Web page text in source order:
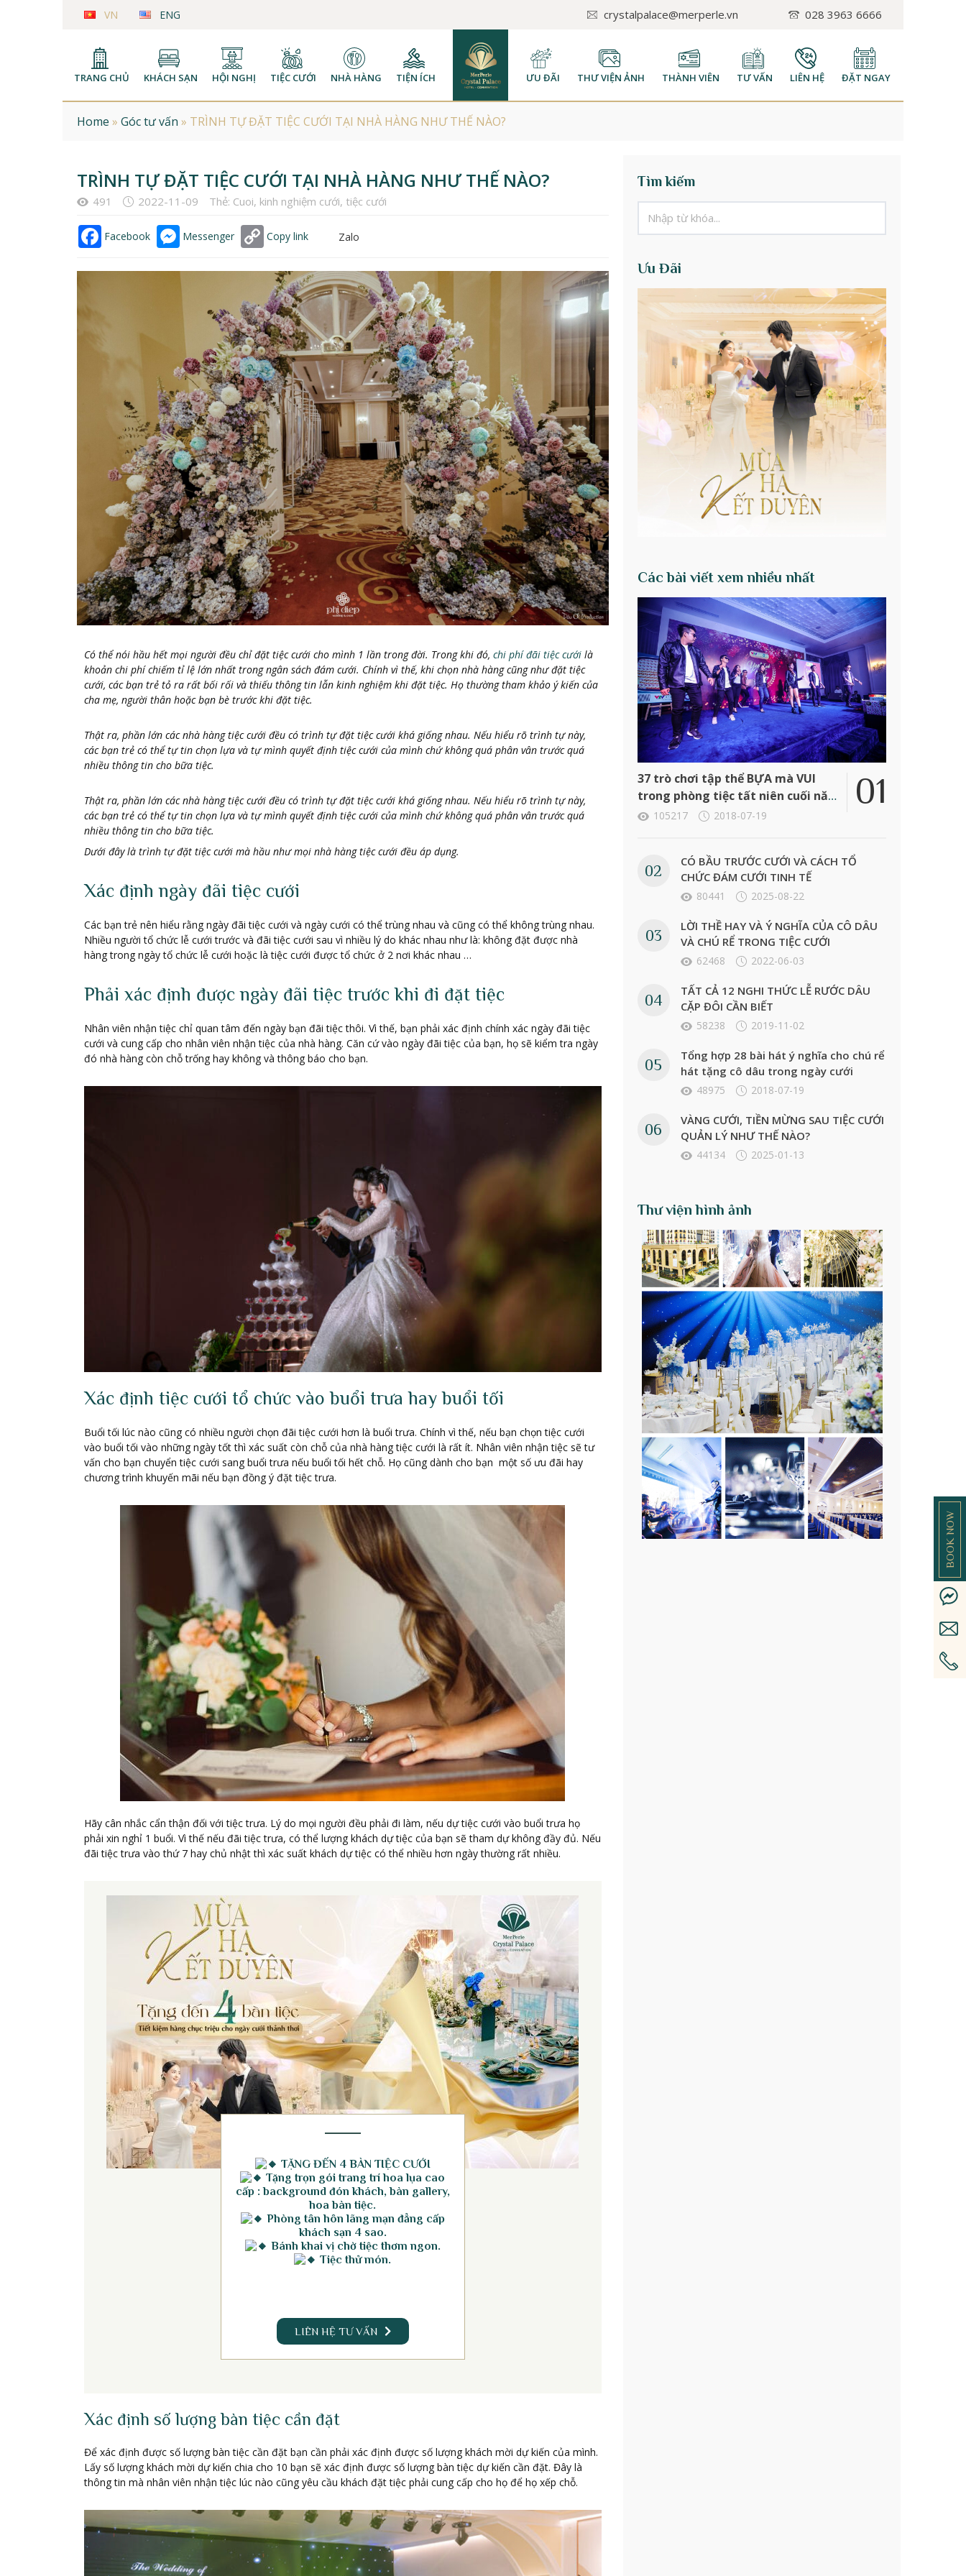
VN ENG crystalpalace@merperle.vn 028 3963 6666
TRANG CHỦ KHÁCH SẠN HỘI NGHỊ TIỆC CƯỚI NHÀ HÀNG TIỆN ÍCH ƯU ĐÃI THƯ VIỆN ẢNH THÀNH VIÊN TƯ VẤN LIÊN HỆ ĐẶT NGAY
Home » Góc tư vấn » TRÌNH TỰ ĐẶT TIỆC CƯỚI TẠI NHÀ HÀNG NHƯ THẾ NÀO?
TRÌNH TỰ ĐẶT TIỆC CƯỚI TẠI NHÀ HÀNG NHƯ THẾ NÀO?
491 2022-11-09 Thẻ: Cuoi, kinh nghiệm cưới, tiệc cưới
Facebook Messenger Copy link Zalo
Có thể nói hầu hết mọi người đều chỉ đặt tiệc cưới cho mình 1 lần trong đời. Trong khi đó, chi phí đãi tiệc cưới là
khoản chi phí chiếm tỉ lệ lớn nhất trong ngân sách đám cưới. Chính vì thế, khi chọn nhà hàng cũng như đặt tiệc
cưới, các bạn trẻ tỏ ra rất bối rối và thiếu thông tin lẫn kinh nghiệm khi đặt tiệc. Họ thường tham khảo ý kiến của
cha mẹ, người thân hoặc bạn bè trước khi đặt tiệc.
Thật ra, phần lớn các nhà hàng tiệc cưới đều có trình tự đặt tiệc cưới khá giống nhau. Nếu hiểu rõ trình tự này,
các bạn trẻ có thể tự tin chọn lựa và tự mình quyết định tiệc cưới của mình chứ không quá phân vân trước quá
nhiều thông tin cho bữa tiệc.
Thật ra, phần lớn các nhà hàng tiệc cưới đều có trình tự đặt tiệc cưới khá giống nhau. Nếu hiểu rõ trình tự này,
các bạn trẻ có thể tự tin chọn lựa và tự mình quyết định tiệc cưới của mình chứ không quá phân vân trước quá
nhiều thông tin cho bữa tiệc.
Dưới đây là trình tự đặt tiệc cưới mà hầu như mọi nhà hàng tiệc cưới đều áp dụng.
Xác định ngày đãi tiệc cưới
Các bạn trẻ nên hiểu rằng ngày đãi tiệc cưới và ngày cưới có thể trùng nhau và cũng có thể không trùng nhau.
Nhiều người tổ chức lễ cưới trước và đãi tiệc cưới sau vì nhiều lý do khác nhau như là: không đặt được nhà
hàng trong ngày tổ chức lễ cưới hoặc là tiệc cưới được tổ chức ở 2 nơi khác nhau …
Phải xác định được ngày đãi tiệc trước khi đi đặt tiệc
Nhân viên nhận tiệc chỉ quan tâm đến ngày bạn đãi tiệc thôi. Vì thế, bạn phải xác định chính xác ngày đãi tiệc
cưới và cung cấp cho nhân viên nhận tiệc của nhà hàng. Căn cứ vào ngày đãi tiệc của bạn, họ sẽ kiểm tra ngày
đó nhà hàng còn chỗ trống hay không và thông báo cho bạn.
Xác định tiệc cưới tổ chức vào buổi trưa hay buổi tối
Buổi tối lúc nào cũng có nhiều người chọn đãi tiệc cưới hơn là buổi trưa. Chính vì thế, nếu bạn chọn tiệc cưới
vào buổi tối vào những ngày tốt thì xác suất còn chỗ của nhà hàng tiệc cưới là rất ít. Nhân viên nhận tiệc sẽ tư
vấn cho bạn chuyển tiệc cưới sang buổi trưa nếu buổi tối hết chỗ. Họ cũng dành cho bạn một số ưu đãi hay
chương trình khuyến mãi nếu bạn đồng ý đặt tiệc trưa.
Hãy cân nhắc cẩn thận đối với tiệc trưa. Lý do mọi người đều phải đi làm, nếu dự tiệc cưới vào buổi trưa họ
phải xin nghỉ 1 buổi. Vì thế nếu đãi tiệc trưa, có thể lượng khách dự tiệc của bạn sẽ tham dự không đầy đủ. Nếu
đãi tiệc trưa vào thứ 7 hay chủ nhật thì xác suất khách dự tiệc có thể nhiều hơn ngày thường rất nhiều.
TẶNG ĐẾN 4 BÀN TIỆC CƯỚI
Tặng trọn gói trang trí hoa lụa cao
cấp : background đón khách, bàn gallery,
hoa bàn tiệc.
Phòng tân hôn lãng mạn đẳng cấp
khách sạn 4 sao.
Bánh khai vị chờ tiệc thơm ngon.
Tiệc thử món.
LIÊN HỆ TƯ VẤN
Xác định số lượng bàn tiệc cần đặt
Để xác định được số lượng bàn tiệc cần đặt bạn cần phải xác định được số lượng khách mời dự kiến của mình.
Lấy số lượng khách mời dự kiến chia cho 10 bạn sẽ xác định được số lượng bàn tiệc dự kiến cần đặt. Đây là
thông tin mà nhân viên nhận tiệc lúc nào cũng yêu cầu khách đặt tiệc phải cung cấp cho họ để họ xếp chỗ.
Tìm kiếm
Ưu Đãi
Các bài viết xem nhiều nhất
37 trò chơi tập thể BỰA mà VUI
trong phòng tiệc tất niên cuối năm
công ty
105217 2018-07-19
CÓ BẦU TRƯỚC CƯỚI VÀ CÁCH TỔ
CHỨC ĐÁM CƯỚI TINH TẾ
80441 2025-08-22
LỜI THỀ HAY VÀ Ý NGHĨA CỦA CÔ DÂU
VÀ CHÚ RỂ TRONG TIỆC CƯỚI
62468 2022-06-03
TẤT CẢ 12 NGHI THỨC LỄ RƯỚC DÂU
CẶP ĐÔI CẦN BIẾT
58238 2019-11-02
Tổng hợp 28 bài hát ý nghĩa cho chú rể
hát tặng cô dâu trong ngày cưới
48975 2018-07-19
VÀNG CƯỚI, TIỀN MỪNG SAU TIỆC CƯỚI
QUẢN LÝ NHƯ THẾ NÀO?
44134 2025-01-13
Thư viện hình ảnh
BOOK NOW